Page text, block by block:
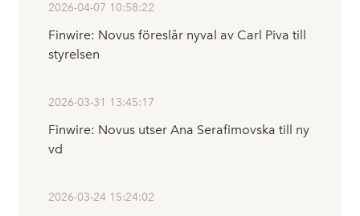
2026-04-07 10:58:22
Finwire: Novus föreslår nyval av Carl Piva till
styrelsen
2026-03-31 13:45:17
Finwire: Novus utser Ana Serafimovska till ny
vd
2026-03-24 15:24:02